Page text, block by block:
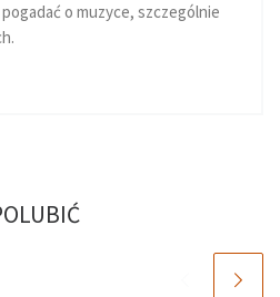
o muzyce, szczególnie